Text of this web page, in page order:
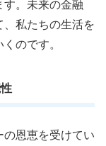
す。未来の金融
、私たちの生活を
のです。
恩恵を受けてい